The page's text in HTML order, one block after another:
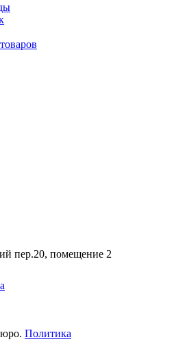
пер.20, помещение 2
Политика